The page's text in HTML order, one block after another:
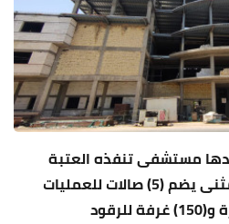
مستشفى تنفذه العتبة
الحسينية في محافظة المثنى يضم (5) صالات للعمليات